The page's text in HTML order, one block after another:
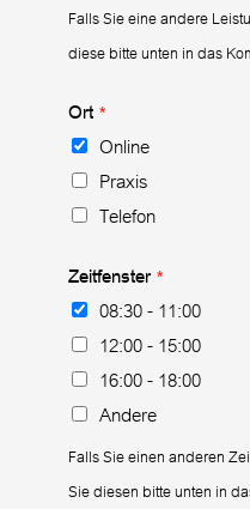
Falls Sie eine andere
diese bitte unten in das
Ort*
Online
Praxis
Telefon
Zeitfenster*
08:30 - 11:00
12:00 - 15:00
16:00 - 18:00
Andere
Falls Sie einen anderen
Sie diesen bitte unten in